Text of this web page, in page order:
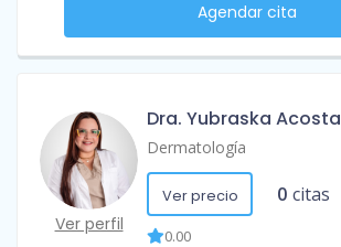
Agendar cita
Ver perfil
Dra. Yubraska Acosta
Dermatología
Ver precio 0 citas
0.00